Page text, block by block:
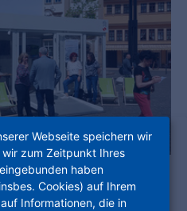
zum Tag der
NHW
Webseite speichern wir
zum Zeitpunkt Ihres
haben
Cookies) auf Ihrem
Informationen, die in